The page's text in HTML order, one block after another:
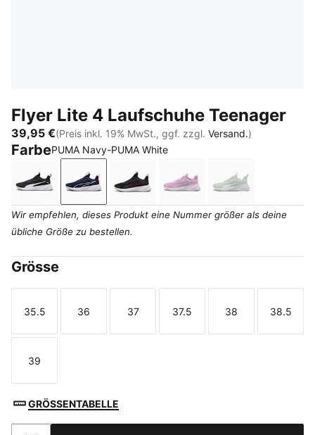
Flyer Lite 4 Laufschuhe Teenager
39,95 €(Preis inkl. 19% MwSt., ggf. zzgl. Versand.)
FarbePUMA Navy-PUMA White
PUMA Black-PUMA White
PUMA Navy-PUMA White
PUMA Black-Fuchsia Glow
Mauve Glow-Aqua
Sage Glow-
Wir empfehlen, dieses Produkt eine Nummer größer als deine
übliche Größe zu bestellen.
Grösse
Größe
35.5
Größe
36
Größe
37
Größe
37.5
Größe
38
Größe
38.5
Größe
39
GRÖSSENTABELLE